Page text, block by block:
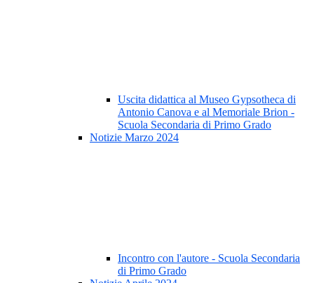
Uscita didattica al Museo Gypsotheca di
Antonio Canova e al Memoriale Brion -
Scuola Secondaria di Primo Grado
Notizie Marzo 2024
Incontro con l'autore - Scuola Secondaria
di Primo Grado